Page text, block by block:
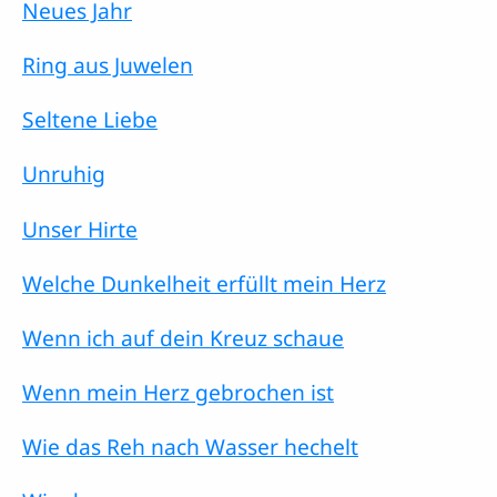
Neues Jahr
Ring aus Juwelen
Seltene Liebe
Unruhig
Unser Hirte
Welche Dunkelheit erfüllt mein Herz
Wenn ich auf dein Kreuz schaue
Wenn mein Herz gebrochen ist
Wie das Reh nach Wasser hechelt